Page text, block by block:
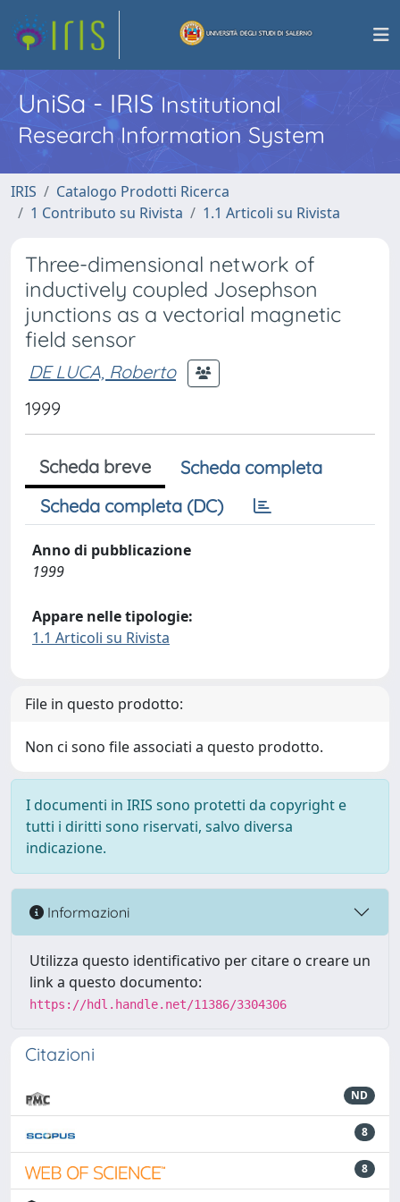
UniSa - IRISInstitutional
Research Information System
IRIS
Catalogo Prodotti Ricerca
1 Contributo su Rivista
1.1 Articoli su Rivista
Three-dimensional network of
inductively coupled Josephson
junctions as a vectorial magnetic
field sensor
DE LUCA, Roberto
1999
Scheda breve
Scheda completa
Scheda completa (DC)
Anno di pubblicazione
1999
Appare nelle tipologie:
1.1 Articoli su Rivista
File in questo prodotto:
Non ci sono file associati a questo prodotto.
I documenti in IRIS sono protetti da copyright e
tutti i diritti sono riservati, salvo diversa
indicazione.
Informazioni
Utilizza questo identificativo per citare o creare un
link a questo documento:
https://hdl.handle.net/11386/3304306
Citazioni
ND
8
8